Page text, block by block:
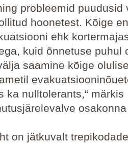
probleemid puudusid
hoonetest. Kõige
ehk
kuid õnnetuse puhul
saamine kõige
ka nulltolerants,“ märkis
on jätkuvalt